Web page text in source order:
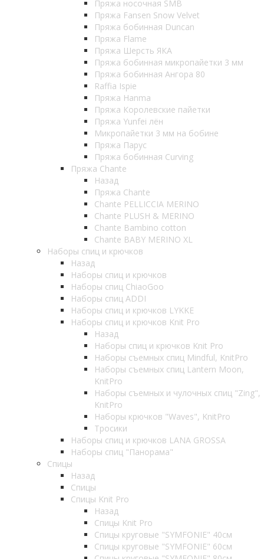
Пряжа носочная SMB
Пряжа Fansen Snow Velvet
Пряжа бобинная Duncan
Пряжа Flame
Пряжа Шерсть ЯКА
Пряжа бобинная микропайетки 3 мм
Пряжа бобинная Ангора 80
Raffia Ispie
Пряжа Hanma
Пряжа Королевские пайетки
Пряжа Yunfei лён
Микропайетки 3 мм на бобине
Пряжа Парус
Пряжа бобинная Curving
Пряжа Chante
Назад
Пряжа Chante
Chante PELLICCIA MERINO
Chante PLUSH & MERINO
Chante Bambino cotton
Chante BABY MERINO XL
Наборы спиц и крючков
Назад
Наборы спиц и крючков
Наборы спиц ChiaoGoo
Наборы спиц ADDI
Наборы спиц и крючков LYKKE
Наборы спиц и крючков Knit Pro
Назад
Наборы спиц и крючков Knit Pro
Наборы съемных спиц Mindful, KnitPro
Наборы съемных спиц Lantern Moon,
KnitPro
Наборы съемных и чулочных спиц "Zing",
KnitPro
Наборы крючков "Waves", KnitPro
Тросики
Наборы спиц и крючков LANA GROSSA
Наборы спиц "Панорама"
Спицы
Назад
Спицы
Спицы Knit Pro
Назад
Спицы Knit Pro
Спицы круговые "SYMFONIE" 40см
Спицы круговые "SYMFONIE" 60см